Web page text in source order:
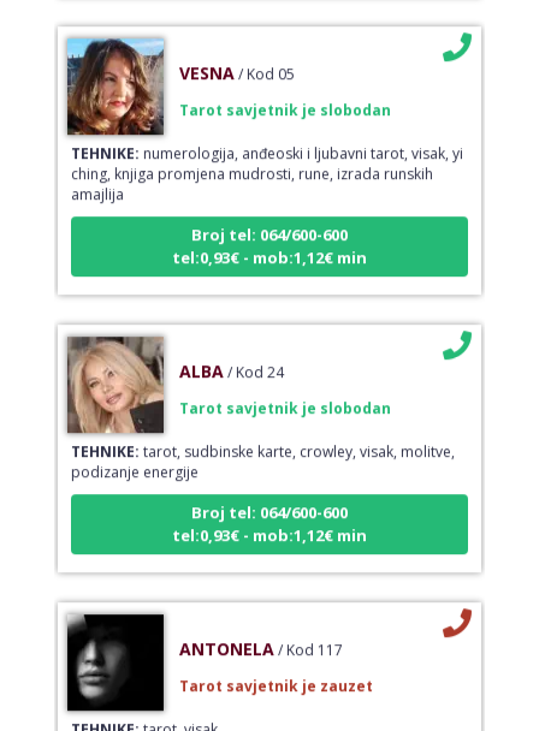
VESNA / Kod 05
Tarot savjetnik je slobodan
TEHNIKE:numerologija, anđeoski i ljubavni tarot, visak, yi
ching, knjiga promjena mudrosti, rune, izrada runskih
amajlija
Broj tel: 064/600-600
tel:0,93€ - mob:1,12€ min
ALBA / Kod 24
Tarot savjetnik je slobodan
TEHNIKE:tarot, sudbinske karte, crowley, visak, molitve,
podizanje energije
Broj tel: 064/600-600
tel:0,93€ - mob:1,12€ min
ANTONELA / Kod 117
Tarot savjetnik je zauzet
TEHNIKE:tarot, visak